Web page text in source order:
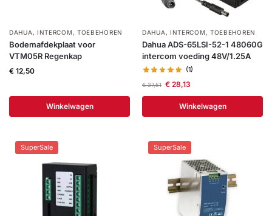
Alarmsystemen
Intercom
Branddetectie
Inbraakbeveiliging
DAHUA , INTERCOM, TOEBEHOREN
Bodemafdekplaat voor
VTM05R Regenkap
€ 12,50
Winkelwagen
DAHUA , INTERCOM, TOEBEHOREN
Dahua ADS-65LSI-52-1 48060G
intercom voeding 48V/1.25A
(1)
€37,51 €28,13
Winkelwagen
SuperSale SuperSale